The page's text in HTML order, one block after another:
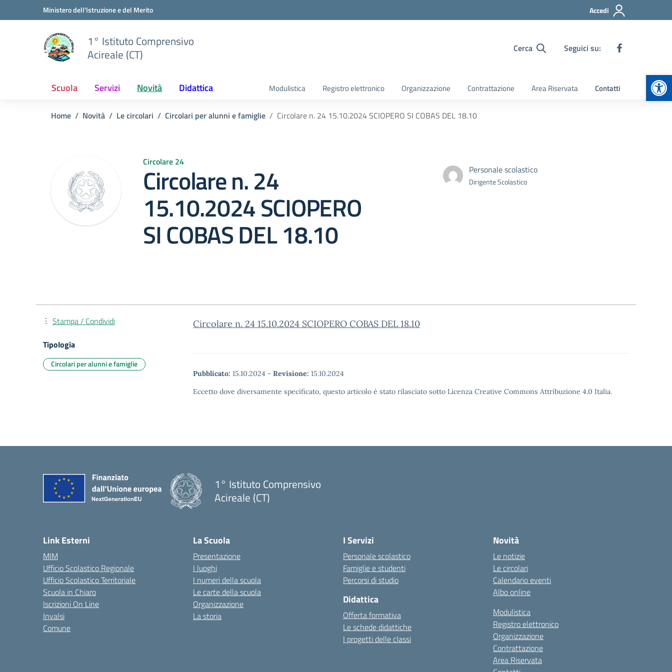
Vai ai contenuti
Vai al menu di navigazioneMinistero dell'Istruzione e del Merito Accedi
1° Istituto Comprensivo
Acireale (CT)
Cerca Seguici su:
Scuola Servizi Novità Didattica Modulistica Registro elettronico Organizzazione Contrattazione Area Riservata Contatti
Home Novità Le circolari Circolari per alunni e famiglie Circolare n. 24 15.10.2024 SCIOPERO SI COBAS DEL 18.10
Circolare 24
Circolare n. 24
15.10.2024 SCIOPERO
SI COBAS DEL 18.10
Personale scolastico
Dirigente Scolastico
Circolare n. 24 15.10.2024 SCIOPERO COBAS DEL 18.10
Pubblicato: 15.10.2024 - Revisione: 15.10.2024
Eccetto dove diversamente specificato, questo articolo è stato rilasciato sotto Licenza Creative Commons Attribuzione 4.0 Italia.
Stampa / Condividi
Tipologia
Circolari per alunni e famiglie
1° Istituto Comprensivo
Acireale (CT)
Link Esterni
MIM
Ufficio Scolastico Regionale
Ufficio Scolastico Territoriale
Scuola in Chiaro
Iscrizioni On Line
Invalsi
Comune
La Scuola
Presentazione
I luoghi
I numeri della scuola
Le carte della scuola
Organizzazione
La storia
I Servizi
Personale scolastico
Famiglie e studenti
Percorsi di studio
Didattica
Offerta formativa
Le schede didattiche
I progetti delle classi
Novità
Le notizie
Le circolari
Calendario eventi
Albo online
Modulistica
Registro elettronico
Organizzazione
Contrattazione
Area Riservata